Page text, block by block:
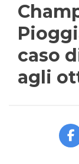
caso
agli